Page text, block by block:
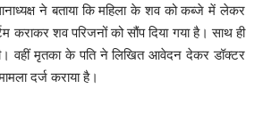
ने बताया कि महिला के शव को कब्जे में लेकर
कराकर शव परिजनों को सौंप दिया गया है। साथ ही
वहीं मृतका के पति ने लिखित आवेदन देकर डॉक्टर
दर्ज कराया है।